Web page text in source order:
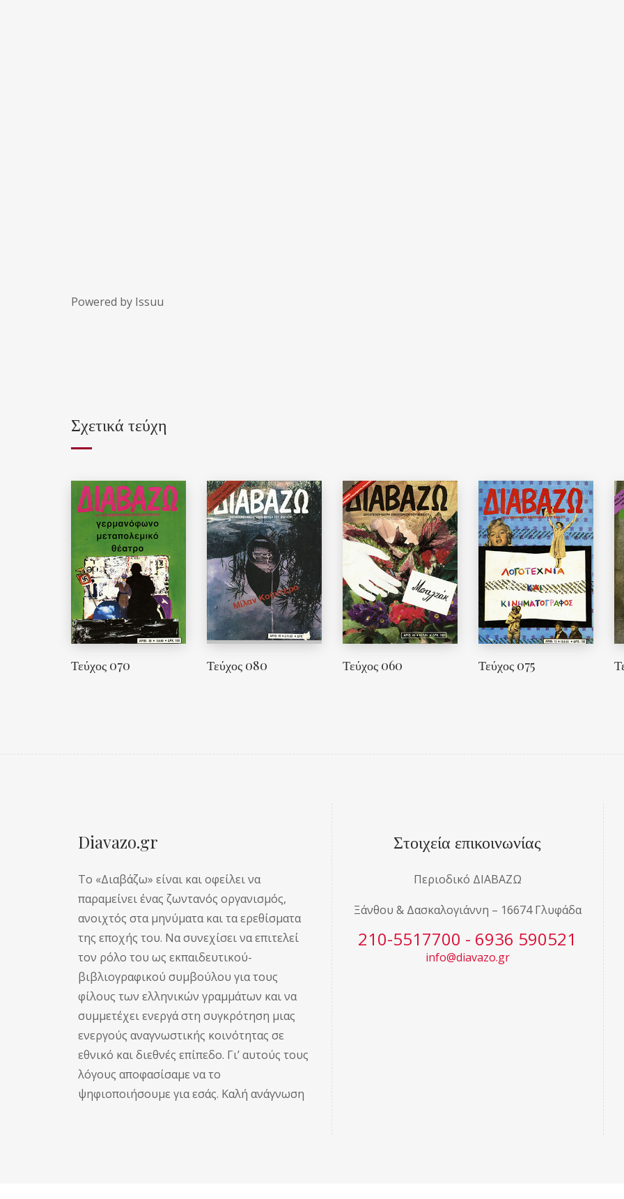
Powered by Issuu
Σχετικά τεύχη
Τεύχος 070 Τεύχος 080 Τεύχος 060 Τεύχος 075
Diavazo.gr
Το «Διαβάζω» είναι και οφείλει να
παραμείνει ένας ζωντανός οργανισμός,
ανοιχτός στα μηνύματα και τα ερεθίσματα
της εποχής του. Να συνεχίσει να επιτελεί
τον ρόλο του ως εκπαιδευτικού-
βιβλιογραφικού συμβούλου για τους
φίλους των ελληνικών γραμμάτων και να
συμμετέχει ενεργά στη συγκρότηση μιας
ενεργούς αναγνωστικής κοινότητας σε
εθνικό και διεθνές επίπεδο. Γι’ αυτούς τους
λόγους αποφασίσαμε να το
ψηφιοποιήσουμε για εσάς. Καλή ανάγνωση
Στοιχεία επικοινωνίας
Περιοδικό ΔΙΑΒΑΖΩ
Ξάνθου & Δασκαλογιάννη – 16674 Γλυφάδα
210-5517700 - 6936 590521
info@diavazo.gr